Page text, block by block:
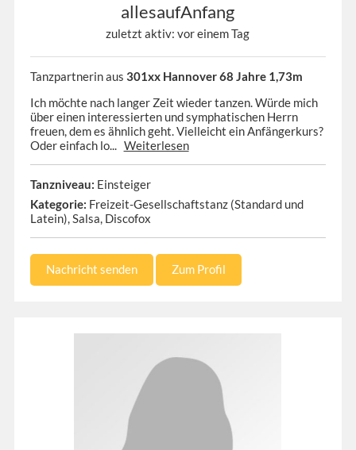
allesaufAnfang
zuletzt aktiv: vor einem Tag
Tanzpartnerin aus 301xx Hannover 68 Jahre 1,73m
Ich möchte nach langer Zeit wieder tanzen. Würde mich
über einen interessierten und symphatischen Herrn
freuen, dem es ähnlich geht. Vielleicht ein Anfängerkurs?
Oder einfach lo... Weiterlesen
Tanzniveau: Einsteiger
Kategorie: Freizeit-Gesellschaftstanz (Standard und
Latein), Salsa, Discofox
Nachricht senden Zum Profil